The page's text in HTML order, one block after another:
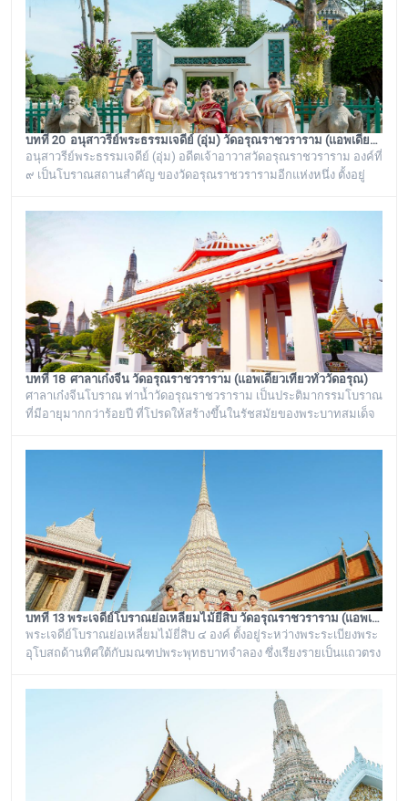
เคารพศรัทธาตั้งแต่ครั้งอดีตกาลจวบจนมาถึงยุคปัจ
บทที่ 20 อนุสาวรีย์พระธรรมเจดีย์ (อุ่ม) วัดอรุณราชวราราม (แอพเดียวเที่ยวทั่ววัดอรุณ)
อนุสาวรีย์พระธรรมเจดีย์ (อุ่ม) อดีตเจ้าอาวาสวัดอรุณราชวราราม องค์ที่
๙ เป็นโบราณสถานสำคัญ ของวัดอรุณราชวรารามอีกแห่งหนึ่ง ตั้งอยู่
วัดริมแม่น้ำเจ้าพระยา ภายในรั้วอนุสาวรีย์สำคัญของวัดอรุณ
ราชวรารามแห่งนี้ จะมีโกศหินทรายโบราณสีเขียวแบบจีน ซึ่งเป็นสถาน
ที่บรรจุบรรจุอัฐิของพระธรรมเจดีย์ (อุ่ม) อดีตเจ้าอาวาสวัดอรุณ
ราชวราราม องค์ที่ ๙
บทที่ 18 ศาลาเก๋งจีน วัดอรุณราชวราราม (แอพเดียวเที่ยวทั่ววัดอรุณ)
ศาลาเก๋งจีนโบราณ ท่าน้ำวัดอรุณราชวราราม เป็นประติมากรรมโบราณ
ที่มีอายุมากกว่าร้อยปี ที่โปรดให้สร้างขึ้นในรัชสมัยของพระบาทสมเด็จ
๖ หลัง เรียงรายอยู่บริเวณท่าน้ำของวัดอรุณราชวราราม ริมแม่น้ำ
เจ้าพระยา ซึ่งเก๋งจีนแต่ละหลังจะมีเอกลักษณ์โดดเด่นไม่เหมือนกัน อาทิ
เช่น ศาลาเก๋งจีนหน้าทางเข้าพระปรางค์ จะมีหินแกะสลักโบราณเป็นรูป
บทที่ 13 พระเจดีย์โบราณย่อเหลี่ยมไม้ยี่สิบ วัดอรุณราชวราราม (แอพเดียวเที่ยวทั่ววัดอรุณ)
พระเจดีย์โบราณย่อเหลี่ยมไม้ยี่สิบ ๔ องค์ ตั้งอยู่ระหว่างพระระเบียงพระ
อุโบสถด้านทิศใต้กับมณฑปพระพุทธบาทจำลอง ซึ่งเรียงรายเป็นแถวตรง
ลักษณะแบบเดียวกัน มีขนาดเท่ากันทั้งหมด คือเป็นพระเจดีย์ก่อด้วยอิฐ
ถือปูนย่อเหลี่ยมไม้ยี่สิบ ประดับด้วยกระเบื้องถ้วยและกระจกสีต่างๆ เป็น
ลวดลายดอกไม้และลายอื่นๆ มีความวิจิตรงดงามเป็นอย่างมาก